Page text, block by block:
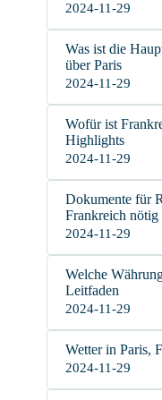
2024-11-29
Was ist die
über Paris
2024-11-29
Wofür ist
Highlights
2024-11-29
Dokumente für
Frankreich nötig
2024-11-29
Welche
Leitfaden
2024-11-29
Wetter in Paris,
2024-11-29